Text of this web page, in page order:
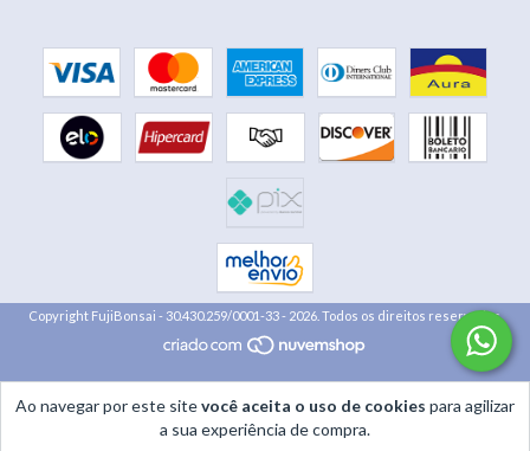
Ao navegar por este sitevocê aceita o uso de cookies para agilizar
a sua experiência de compra.
Copyright FujiBonsai - 30.430.259/0001-33 - 2026. Todos os direitos reservados.